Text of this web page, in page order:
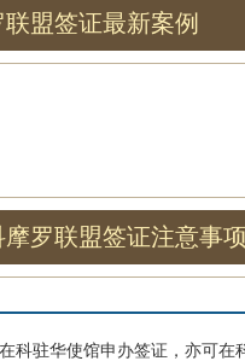
盟签证最新案例
摩罗联盟签证注意事项
驻华使馆申办签证，亦可在